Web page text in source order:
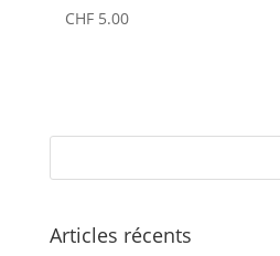
du
CHF5.00
Articles récents